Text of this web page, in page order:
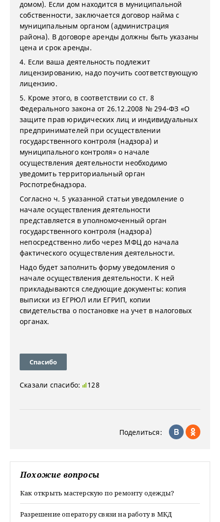
домом). Если дом находится в муниципальной
собственности, заключается договор найма с
муниципальным органом (администрация
района). В договоре аренды должны быть указаны
цена и срок аренды.
4. Если ваша деятельность подлежит
лицензированию, надо поучить соответствующую
лицензию.
5. Кроме этого, в соответствии со ст. 8
Федерального закона от 26.12.2008 № 294-ФЗ «О
защите прав юридических лиц и индивидуальных
предпринимателей при осуществлении
государственного контроля (надзора) и
муниципального контроля» о начале
осуществления деятельности необходимо
уведомить территориальный орган
Роспотребнадзора.
Согласно ч. 5 указанной статьи уведомление о
начале осуществления деятельности
представляется в уполномоченный орган
государственного контроля (надзора)
непосредственно либо через МФЦ до начала
фактического осуществления деятельности.
Надо будет заполнить форму уведомления о
начале осуществления деятельности. К ней
прикладываются следующие документы: копия
выписки из ЕГРЮЛ или ЕГРИП, копии
свидетельства о постановке на учет в налоговых
органах.
Спасибо
Сказали спасибо: 128
Поделиться:
Похожие вопросы
Как открыть мастерскую по ремонту одежды?
Разрешение оператору связи на работу в МКД